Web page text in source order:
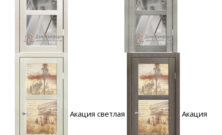
Акация светлая Акация